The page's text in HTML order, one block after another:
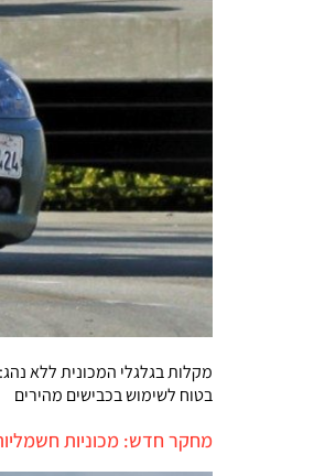
מקלות בגלגלי המכונית ללא
בטוח לשימוש בכבישים מהירים
מחקר חדש: מכוניות חשמליות